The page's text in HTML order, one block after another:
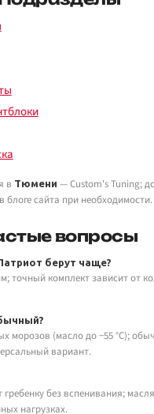
в Тюмени — Custom's Tuning;
блоге сайта при необходимости.
вопросы
берут чаще?
точный комплект зависит от
морозов (масло до −55 °C);
вариант.
гребенку без вспенивания;
нагрузках.